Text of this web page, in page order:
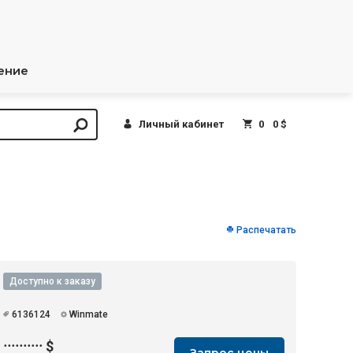
Личный кабинет 0 0 $
Распечатать
Доступно к заказу
6136124 Winmate
·········· $